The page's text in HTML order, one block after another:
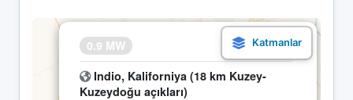
0.9 MW 12.04 06:44
Indio, Kaliforniya (18 km Kuzey-
Kuzeydoğu açıkları)
×